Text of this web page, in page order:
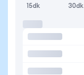
15dk 30dk